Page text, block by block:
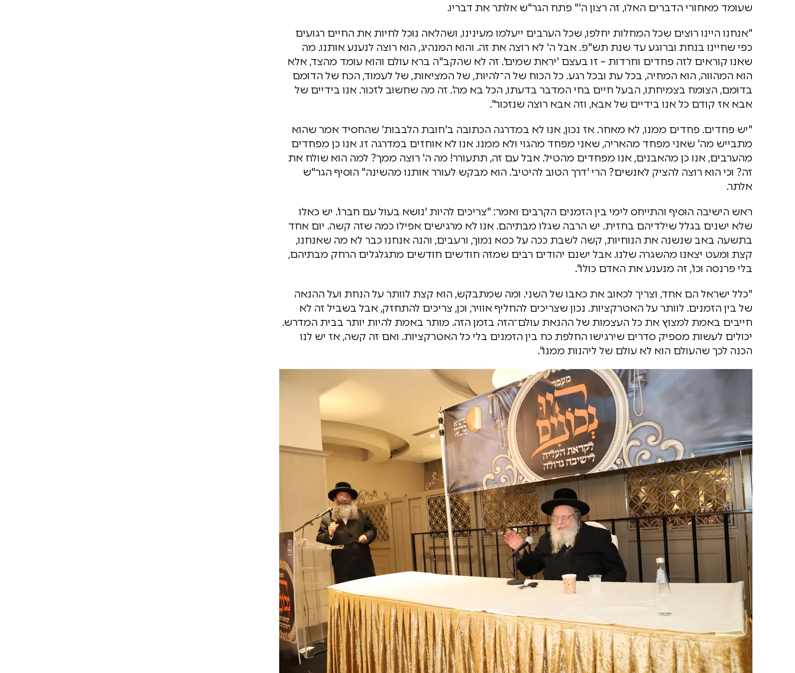
שעומד מאחורי הדברים האלו, זה רצון ה'" פתח הגר"ש אלתר את דבריו.
"אנחנו היינו רוצים שכל המחלות יחלפו, שכל הערבים ייעלמו מעינינו, ושהלאה נוכל לחיות את החיים רגועים
כפי שחיינו בנחת וברוגע עד שנת תש"פ. אבל ה' לא רוצה את זה. והוא המנהיג, הוא רוצה לנענע אותנו. מה
שאנו קוראים לזה פחדים וחרדות – זו בעצם 'יראת שמים'. זה לא שהקב"ה ברא עולם והוא עומד מהצד, אלא
הוא המהווה, הוא המחיה, בכל עת ובכל רגע. כל הכוח של ה־להיות, של המציאות, של לעמוד, הכח של הדומם
בדומם, הצומח בצמיחתו, הבעל חיים בחי המדבר בדעתו, הכל בא מה'. זה מה שחשוב לזכור. אנו בידיים של
אבא אז קודם כל אנו בידיים של אבא, וזה אבא רוצה שנזכור".
"יש פחדים. פחדים ממנו, לא מאחר. אז נכון, אנו לא במדרגה הכתובה ב'חובת הלבבות' שהחסיד אמר שהוא
מתבייש מה' שאני מפחד מהאריה, שאני מפחד מהגוי ולא ממנו. אנו לא אוחזים במדרגה זו. אנו כן מפחדים
מהערבים, אנו כן מהאבנים, אנו מפחדים מהטיל. אבל עם זה, תתעורר! מה ה' רוצה ממך? למה הוא שולח את
זה? וכי הוא רוצה להציק לאנשים? הרי 'דרך הטוב להיטיב'. הוא מבקש לעורר אותנו מהשינה" הוסיף הגר"ש
אלתר.
ראש הישיבה הוסיף והתייחס לימי בין הזמנים הקרבים ואמר: "צריכים להיות 'נושא בעול עם חברו'. יש כאלו
שלא ישנים בגלל שילדיהם בחזית. יש הרבה שגלו מבתיהם. אנו לא מרגישים אפילו כמה שזה קשה. יום אחד
בתשעה באב שנשנה את הנוחיות, קשה לשבת ככה על כסא נמוך, ורעבים, והנה אנחנו כבר לא מה שאנחנו,
קצת ומעט יצאנו מהשגרה שלנו. אבל ישנם יהודים רבים שמזה חודשים חודשים מתגלגלים הרחק מבתיהם,
בלי פרנסה וכו', זה מנענע את האדם כולו".
"כלל ישראל הם אחד, וצריך לכאוב את כאבו של השני. ומה שמתבקש, הוא קצת לוותר על הנחת ועל ההנאה
של בין הזמנים. לוותר על האטרקציות. נכון שצריכים להחליף אוויר, וכן, צריכים להתחזק, אבל בשביל זה לא
חייבים באמת למצוץ את כל העצמות של ההנאת עולם־הזה בזמן הזה. מותר באמת להיות יותר בבית המדרש.
יכולים לעשות מספיק סדרים שירגישו החלפת כח בין הזמנים בלי כל האטרקציות. ואם זה קשה, אז יש לנו
הכנה לכך שהעולם הוא לא עולם של ליהנות ממנו".